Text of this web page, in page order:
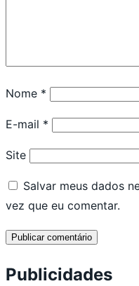
Nome *
E-mail *
Site
Salvar meus dados
vez que eu comentar.
Publicidades